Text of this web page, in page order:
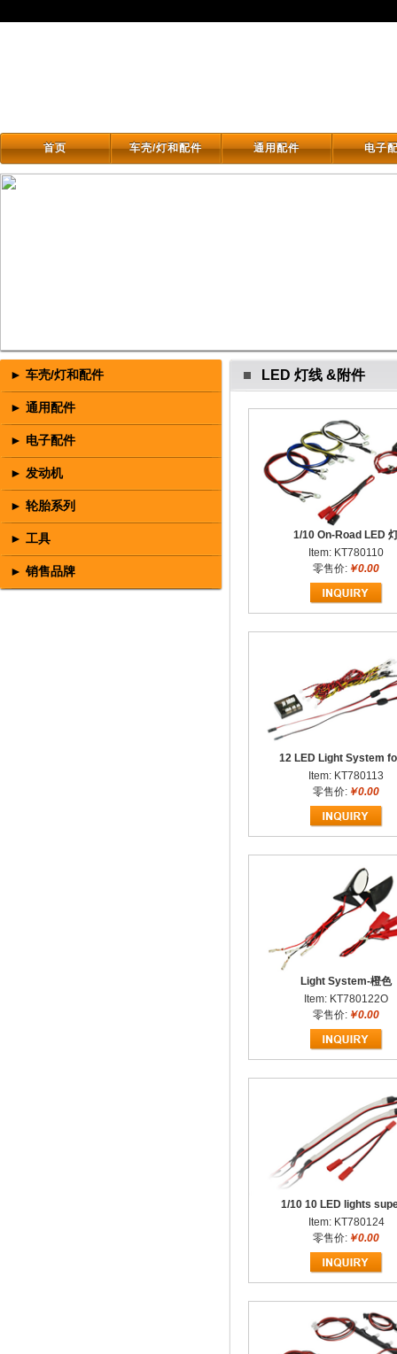
首页
首页 车壳/灯和配件
车壳/灯和配件 通用配件
通用配件 电子
电子
► 车壳/灯和配件
► 通用配件
► 电子配件
► 发动机
► 轮胎系列
► 工具
► 销售品牌
LED 灯线 &附件
1/10 On-Road LED
Item: KT780110
零售价: ￥0.00
12 LED Light System
Item: KT780113
零售价: ￥0.00
Light System-橙色
Item: KT780122O
零售价: ￥0.00
1/10 10 LED lights
Item: KT780124
零售价: ￥0.00